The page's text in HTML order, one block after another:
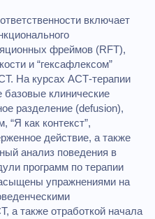
включает
фреймов (RFT),
и “гексафлексом”
На курсах ACT‑терапии
базовые клинические
разделение (defusion),
“Я как контекст”,
действие, а также
анализ поведения в
программ по терапии
упражнениями на
а также отработкой начала